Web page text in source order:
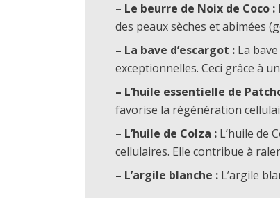
– Le beurre de Noix de Coco :
des peaux sèches et abimées
– La bave d’escargot : La
exceptionnelles. Ceci grâce à
– L’huile essentielle de
favorise la régénération
– L’huile de Colza : L’huile de
cellulaires. Elle contribue à
– L’argile blanche : L’argile